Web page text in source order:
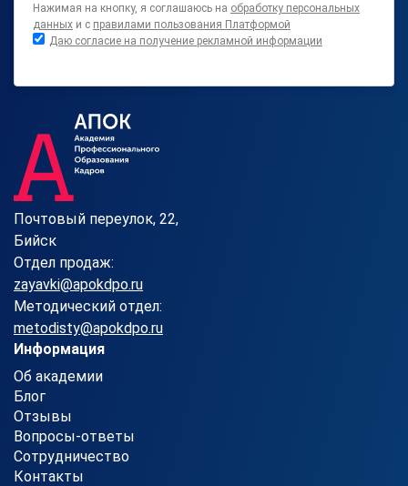
Нажимая на кнопку, я соглашаюсь на обработку персональных
данных и с правилами пользования Платформой
Даю согласие на получение рекламной информации
Почтовый переулок, 22,
Бийск
Отдел продаж:
zayavki@apokdpo.ru
Методический отдел:
metodisty@apokdpo.ru
Информация
Об академии
Блог
Отзывы
Вопросы-ответы
Сотрудничество
Контакты